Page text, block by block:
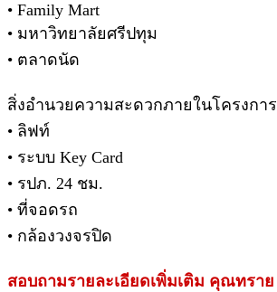
• Family Mart
• มหาวิทยาลัยศรีปทุม
• ตลาดนัด
สิ่งอำนวยความสะดวกภายในโครงการ
• ลิฟท์
• ระบบ Key Card
• รปภ. 24 ชม.
• ที่จอดรถ
• กล้องวงจรปิด
สอบถามรายละเอียดเพิ่มเติม คุณทราย